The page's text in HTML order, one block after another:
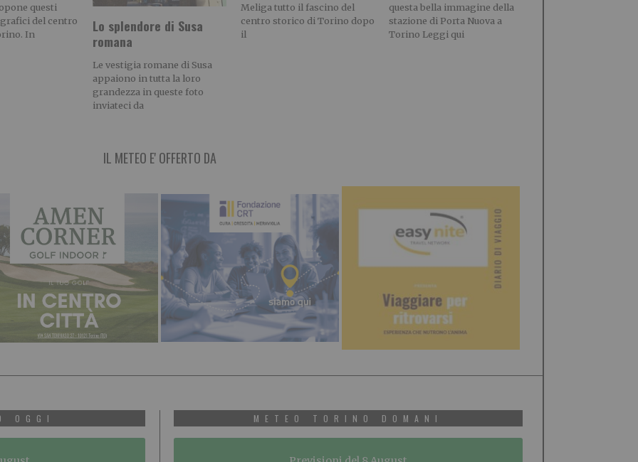
questi
del centro
In
Lo splendore di Susa
romana
Le vestigia romane di Susa
appaiono in tutta la loro
grandezza in queste foto
inviateci da
Meliga tutto il fascino del
centro storico di Torino dopo
il
questa bella immagine della
stazione di Porta Nuova a
Torino Leggi qui
IL METEO E' OFFERTO DA
OGGI METEO TORINO DOMANI